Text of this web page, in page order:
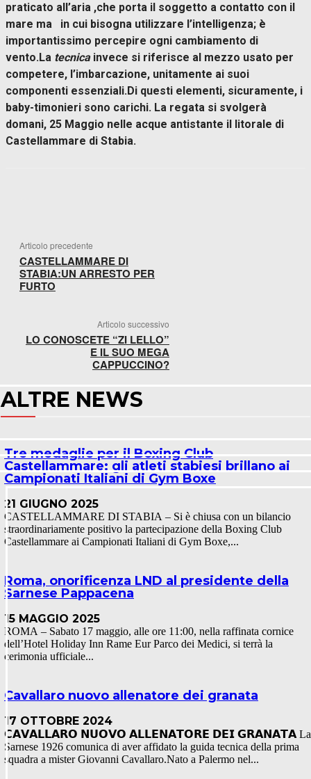
praticato all’aria ,che porta il soggetto a contatto con il
mare ma in cui bisogna utilizzare l’intelligenza; è
importantissimo percepire ogni cambiamento di
vento.La tecnicainvece si riferisce al mezzo usato per
competere, l’imbarcazione, unitamente ai suoi
componenti essenziali.Di questi elementi, sicuramente, i
baby-timonieri sono carichi. La regata si svolgerà
domani, 25 Maggio nelle acque antistante il litorale di
Castellammare di Stabia.
Articolo precedente
CASTELLAMMARE DI
STABIA:UN ARRESTO PER
FURTO
Articolo successivo
LO CONOSCETE “ZI LELLO”
E IL SUO MEGA
CAPPUCCINO?
ALTRE NEWS
Tre medaglie per il Boxing Club
Castellammare: gli atleti stabiesi brillano ai
Campionati Italiani di Gym Boxe
21 GIUGNO 2025
CASTELLAMMARE DI STABIA – Si è chiusa con un bilancio
straordinariamente positivo la partecipazione della Boxing Club
Castellammare ai Campionati Italiani di Gym Boxe,...
Roma, onorificenza LND al presidente della
Sarnese Pappacena
15 MAGGIO 2025
ROMA – Sabato 17 maggio, alle ore 11:00, nella raffinata cornice
dell’Hotel Holiday Inn Rame Eur Parco dei Medici, si terrà la
cerimonia ufficiale...
Cavallaro nuovo allenatore dei granata
17 OTTOBRE 2024
𝗖𝗔𝗩𝗔𝗟𝗟𝗔𝗥𝗢 𝗡𝗨𝗢𝗩𝗢 𝗔𝗟𝗟𝗘𝗡𝗔𝗧𝗢𝗥𝗘 𝗗𝗘𝗜 𝗚𝗥𝗔𝗡𝗔𝗧𝗔 La
Sarnese 1926 comunica di aver affidato la guida tecnica della prima
squadra a mister Giovanni Cavallaro.Nato a Palermo nel...